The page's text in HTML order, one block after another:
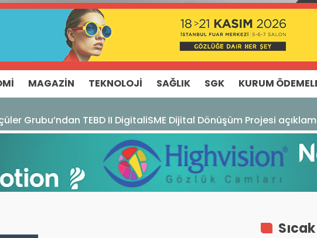
MAGAZIN TEKNOLOJI SAĞLIK SGK KURUM
Grubu’ndan TEBD II DigitaliSME Dijital Dönüşüm Projesi